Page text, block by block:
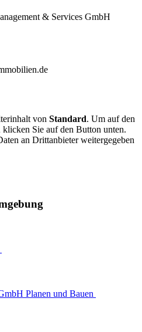
& Services GmbH
von Standard. Um auf den
Sie auf den Button unten.
an Drittanbieter weitergegeben
Planen und Bauen